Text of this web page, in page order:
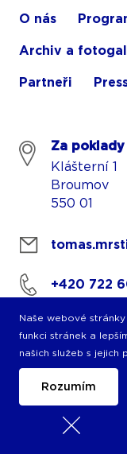
O nás
Archiv a
Partneři
Za
Klášterní 1
Broumov
550 01
+420 722
Naše webové
funkci stránek a
našich služeb s jejich
Rozumím